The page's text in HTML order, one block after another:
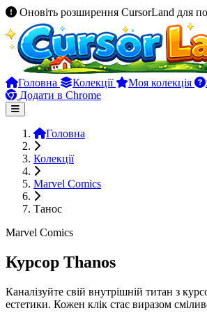
Оновіть розширення CursorLand для
Головна Колекції Моя колекція
Додати в Chrome
Головна
Колекції
Marvel Comics
Танос
Marvel Comics
Курсор Thanos
Каналізуйте свій внутрішній титан з
естетики. Кожен клік стає виразом